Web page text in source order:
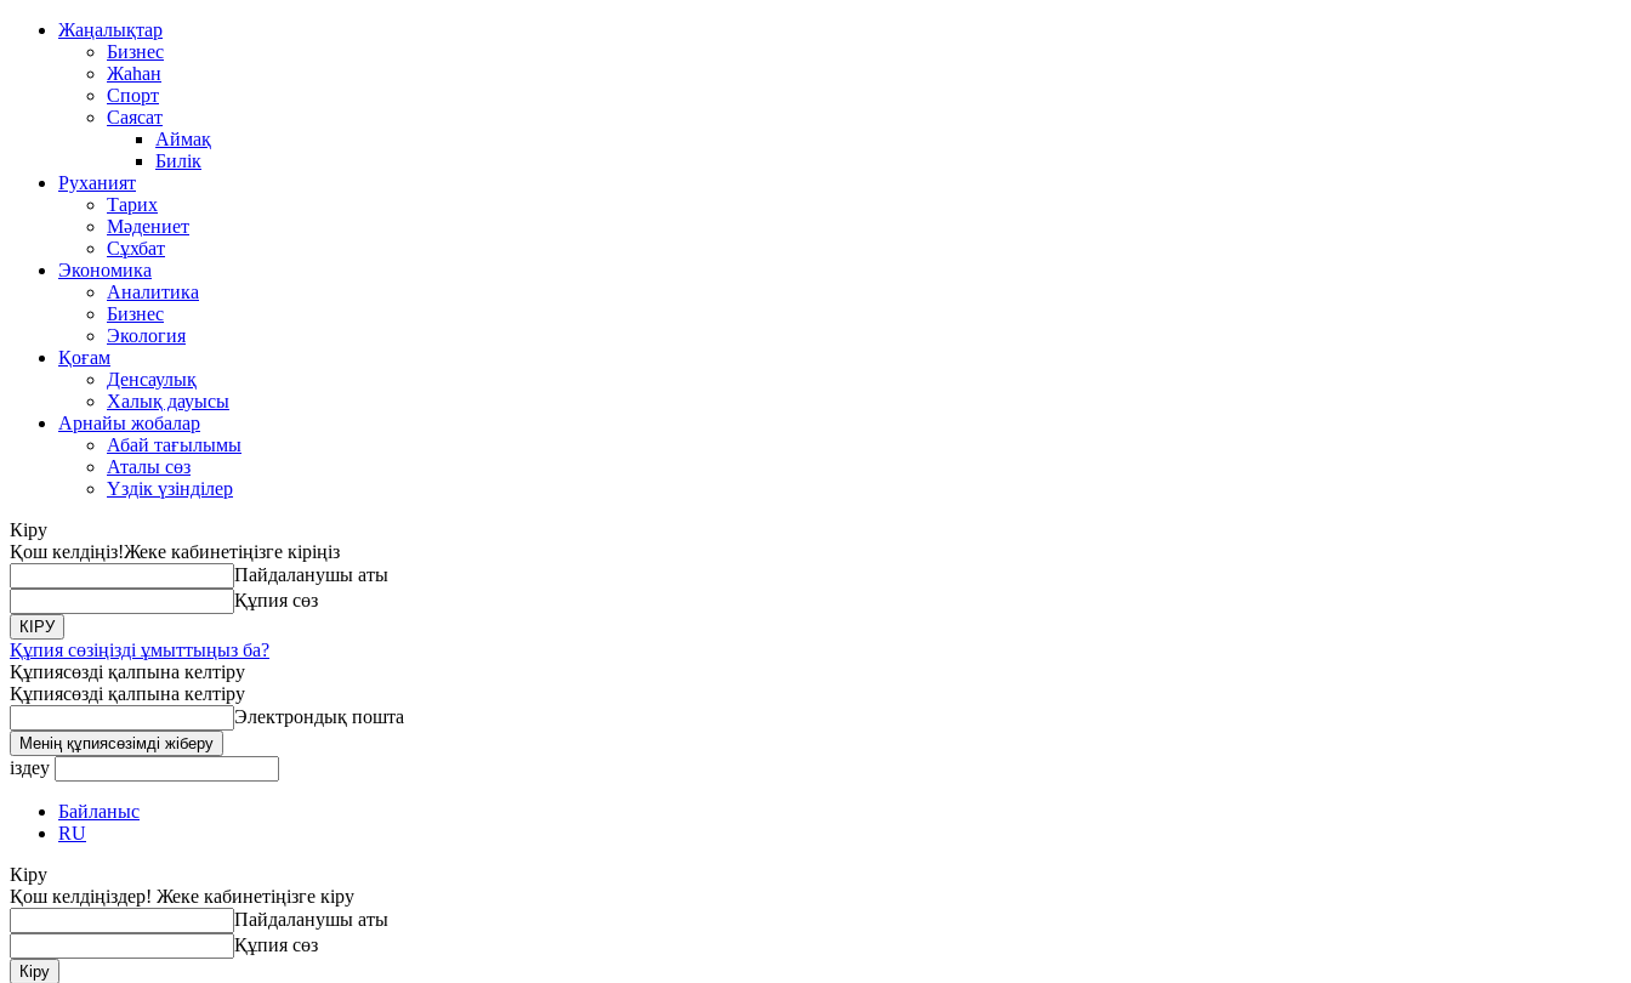
Жаңалықтар
Бизнес
Жаһан
Спорт
Саясат
Аймақ
Билік
Руханият
Тарих
Мәдениет
Сұхбат
Экономика
Аналитика
Бизнес
Экология
Қоғам
Денсаулық
Халық дауысы
Арнайы жобалар
Абай тағылымы
Аталы сөз
Үздік үзінділер
Кіру
Қош келдіңіз!Жеке кабинетіңізге кіріңіз
Пайдаланушы аты
Құпия сөз
Құпия сөзіңізді ұмыттыңыз ба?
Құпиясөзді қалпына келтіру
Құпиясөзді қалпына келтіру
Электрондық пошта
іздеу
Байланыс
RU
Кіру
Қош келдіңіздер! Жеке кабинетіңізге кіру
Пайдаланушы аты
Құпия сөз